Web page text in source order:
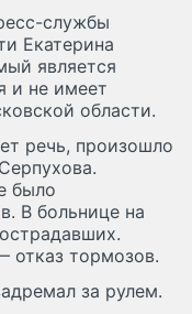
службы
Екатерина
является
и не имеет
области.
речь, произошло
было
В больнице на
отказ тормозов.
за рулем.